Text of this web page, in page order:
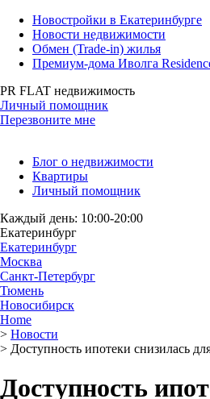
Новостройки в Екатеринбурге
Новости недвижимости
Обмен (Trade-in) жилья
Премиум-дома Иволга
PR FLAT недвижимость
Личный помощник
Перезвоните мне
Блог о недвижимости
Квартиры
Личный помощник
Каждый день: 10:00-20:00
Екатеринбург
Екатеринбург
Москва
Санкт-Петербург
Тюмень
Новосибирск
Home
> Новости
> Доступность ипотеки снизилась
Доступность